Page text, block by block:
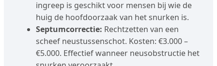
ingreep is geschikt voor mensen bij wie de
huig de hoofdoorzaak van het snurken is.
Septumcorrectie: Rechtzetten van een
scheef neustussenschot. Kosten: €3.000 –
€5.000. Effectief wanneer neusobstructie het